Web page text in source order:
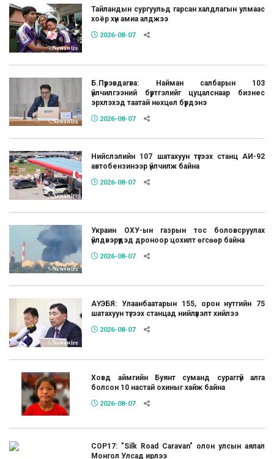
Тайландын сургуульд гарсан халдлагын улмаас
хоёр хүн амиа алджээ
2026-08-07
Б.Пүрэвдагва: Найман салбарын 103
үйлчилгээний бүртгэлийг цуцалснаар бизнес
эрхлэхэд таатай нөхцөл бүрдэнэ
2026-08-07
Нийслэлийн 107 шатахуун түгээх станц АИ-92
автобензинээр үйлчилж байна
2026-08-07
Украин ОХУ-ын газрын тос боловсруулах
үйлдвэрүүдэд дроноор цохилт өгсөөр байна
2026-08-07
АҮЭБЯ: Улаанбаатарын 155, орон нутгийн 75
шатахуун түгээх станцад нийлүүлэлт хийлээ
2026-08-07
Ховд аймгийн Буянт суманд сураггүй алга
болсон 10 настай охиныг хайж байна
2026-08-07
COP17: "Silk Road Caravan" олон улсын аялал
Монгол Улсад ирлээ